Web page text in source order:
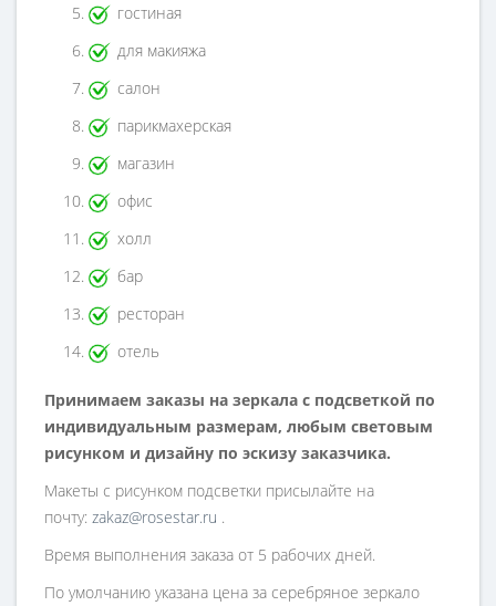
гостиная
для макияжа
салон
парикмахерская
магазин
офис
холл
бар
ресторан
отель
Принимаем заказы на зеркала с подсветкой по
индивидуальным размерам, любым световым
рисунком и дизайну по эскизу заказчика.
Макеты с рисунком подсветки присылайте на
почту: zakaz@rosestar.ru .
Время выполнения заказа от 5 рабочих дней.
По умолчанию указана цена за серебряное зеркало